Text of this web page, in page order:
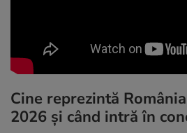
Cine reprezintă
2026 și când intră în